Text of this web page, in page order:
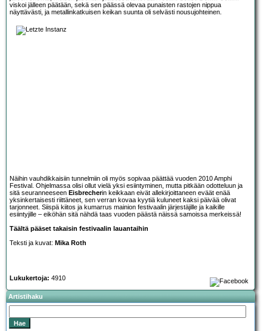
viskoi jälleen päätään, sekä sen päässä olevaa punaisten rastojen nippua
näyttävästi, ja metallinkatkuisen keikan suunta oli selvästi nousujohteinen.
Näihin vauhdikkaisiin tunnelmiin oli myös sopivaa päättää vuoden 2010 Amphi
Festival. Ohjelmassa olisi ollut vielä yksi esiintyminen, mutta pitkään odotteluun ja
sitä seuranneeseen Eisbrecherin keikkaan eivät allekirjoittaneen eväät enää
yksinkertaisesti riittäneet, sen verran kovaa kyytiä kuluneet kaksi päivää olivat
tarjonneet. Siispä kiitos ja kumarrus mainion festivaalin järjestäjille ja kaikille
esiintyjille – eiköhän sitä nähdä taas vuoden päästä näissä samoissa merkeissä!
Täältä pääset takaisin festivaalin lauantaihin
Teksti ja kuvat: Mika Roth
Lukukertoja: 4910
Artistihaku